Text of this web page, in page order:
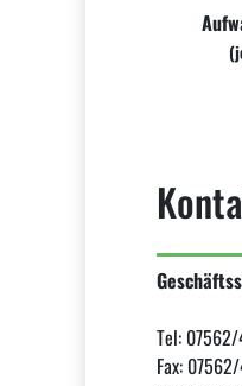
Tel:
Fax: